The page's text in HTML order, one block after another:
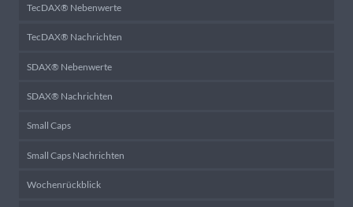
TecDAX® Nebenwerte
TecDAX® Nachrichten
SDAX® Nebenwerte
SDAX® Nachrichten
Small Caps
Small Caps Nachrichten
Wochenrückblick